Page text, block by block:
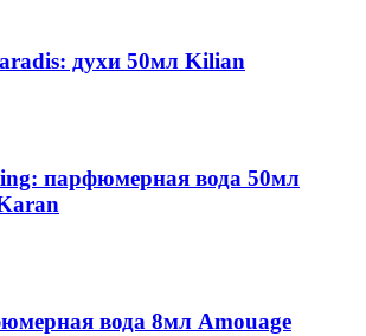
духи 50мл Kilian
парфюмерная вода 50мл
вода 8мл Amouage